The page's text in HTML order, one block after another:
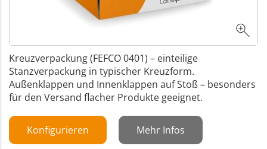
Kreuzverpackung (FEFCO 0401) – einteilige
Stanzverpackung in typischer Kreuzform.
Außenklappen und Innenklappen auf Stoß – besonders
für den Versand flacher Produkte geeignet.
Konfigurieren Mehr Infos